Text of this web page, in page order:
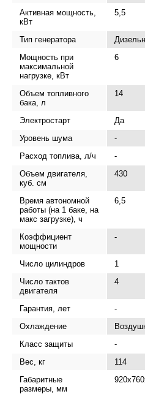
Активная мощность,
кВт
5,5
Тип генератора
Мощность при
максимальной
нагрузке, кВт
6
Объем топливного
бака, л
14
Электростарт Да
Уровень шума
-
Расход топлива, л/ч
-
Объем двигателя,
куб. см
430
Время автономной
работы (на 1 баке, на
макс загрузке), ч
6,5
Коэффициент
мощности
-
Число цилиндров 1
Число тактов
двигателя
4
Гарантия, лет -
Охлаждение
Класс защиты
-
Вес, кг
114
Габаритные
размеры, мм